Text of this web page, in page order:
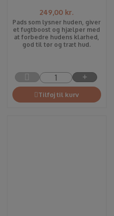
249,00 kr.
Pads som lysner huden, giver
et fugtboost og hjælper med
at forbedre hudens klarhed,
god til tør og træt hud.
Tilføj til kurv